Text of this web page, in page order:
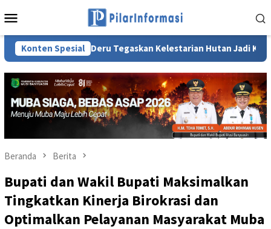
ke
Mobile
Konten Spesial
Deru Tegaskan Kelestarian Hutan Jadi Kunci
Beranda Berita
Bupati dan Wakil Bupati Maksimalkan
Tingkatkan Kinerja Birokrasi dan
Optimalkan Pelayanan Masyarakat Muba